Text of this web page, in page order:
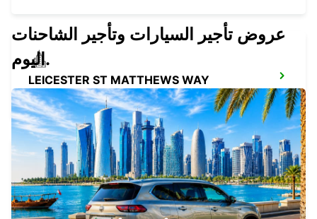
LEICESTER ST MATTHEWS WAY
LEICESTER - UNITED KINGDOM
GLOUCESTER
GLOUCESTER - UNITED KINGDOM
عروض تأجير السيارات وتأجير الشاحنات
اليوم.